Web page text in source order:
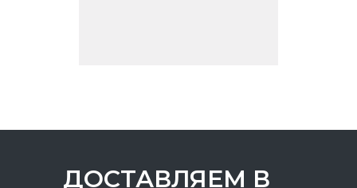
ДОСТАВЛЯЕМ В